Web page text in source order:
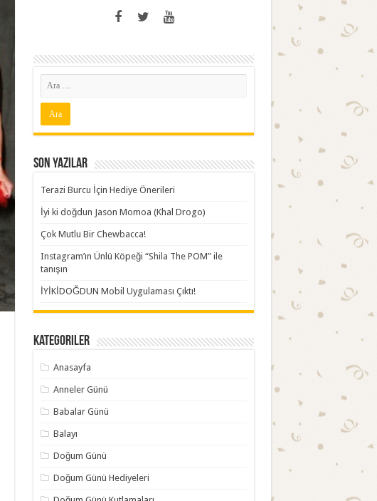
Son Yazılar
Terazi Burcu İçin Hediye Önerileri
İyi ki doğdun Jason Momoa (Khal Drogo)
Çok Mutlu Bir Chewbacca!
Instagram’ın Ünlü Köpeği “Shila The POM” ile
tanışın
İYİKİDOĞDUN Mobil Uygulaması Çıktı!
Kategoriler
Anasayfa
Anneler Günü
Babalar Günü
Balayı
Doğum Günü
Doğum Günü Hediyeleri